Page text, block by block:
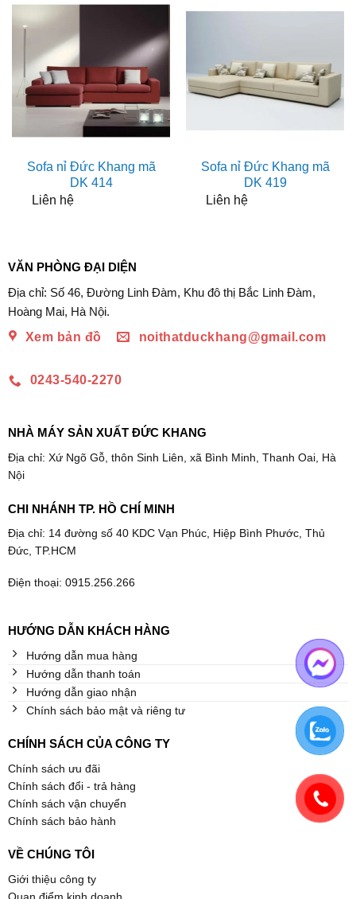
Sofa nỉ Đức Khang mã
DK 414
Liên hệ
Sofa nỉ Đức Khang mã
DK 419
Liên hệ
VĂN PHÒNG ĐẠI DIỆN
Địa chỉ: Số 46, Đường Linh Đàm, Khu đô thị Bắc Linh Đàm,
Hoàng Mai, Hà Nội.
Xem bản đồ
noithatduckhang@gmail.com
0243-540-2270
NHÀ MÁY SẢN XUẤT ĐỨC KHANG
Địa chỉ: Xứ Ngõ Gỗ, thôn Sinh Liên, xã Bình Minh, Thanh Oai, Hà
Nội
CHI NHÁNH TP. HỒ CHÍ MINH
Địa chỉ: 14 đường số 40 KDC Vạn Phúc, Hiệp Bình Phước, Thủ
Đức, TP.HCM
Điện thoại: 0915.256.266
HƯỚNG DẪN KHÁCH HÀNG
Hướng dẫn mua hàng
Hướng dẫn thanh toán
Hướng dẫn giao nhận
Chính sách bảo mật và riêng tư
CHÍNH SÁCH CỦA CÔNG TY
Chính sách ưu đãi
Chính sách đổi - trả hàng
Chính sách vận chuyển
Chính sách bảo hành
VỀ CHÚNG TÔI
Giới thiệu công ty